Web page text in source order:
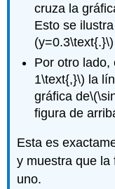
cruza la
Esto se
(y=0.3\text{.}\)
Por otro lado,
1\text{,}\) la
gráfica de
figura de
Esta es
y muestra que la
uno.